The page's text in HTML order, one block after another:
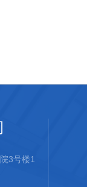
3号楼1